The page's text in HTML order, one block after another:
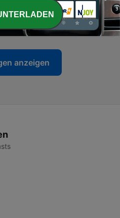
خداحافظ
anzeigen